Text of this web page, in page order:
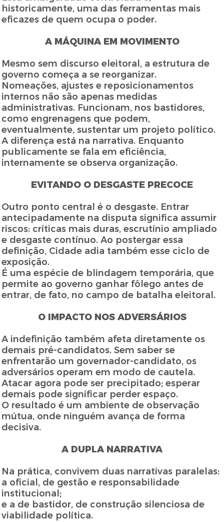
historicamente, uma das ferramentas mais
eficazes de quem ocupa o poder.
A MÁQUINA EM MOVIMENTO
Mesmo sem discurso eleitoral, a estrutura de
governo começa a se reorganizar.
Nomeações, ajustes e reposicionamentos
internos não são apenas medidas
administrativas. Funcionam, nos bastidores,
como engrenagens que podem,
eventualmente, sustentar um projeto político.
A diferença está na narrativa. Enquanto
publicamente se fala em eficiência,
internamente se observa organização.
EVITANDO O DESGASTE PRECOCE
Outro ponto central é o desgaste. Entrar
antecipadamente na disputa significa assumir
riscos: críticas mais duras, escrutínio ampliado
e desgaste contínuo. Ao postergar essa
definição, Cidade adia também esse ciclo de
exposição.
É uma espécie de blindagem temporária, que
permite ao governo ganhar fôlego antes de
entrar, de fato, no campo de batalha eleitoral.
O IMPACTO NOS ADVERSÁRIOS
A indefinição também afeta diretamente os
demais pré-candidatos. Sem saber se
enfrentarão um governador-candidato, os
adversários operam em modo de cautela.
Atacar agora pode ser precipitado; esperar
demais pode significar perder espaço.
O resultado é um ambiente de observação
mútua, onde ninguém avança de forma
decisiva.
A DUPLA NARRATIVA
Na prática, convivem duas narrativas paralelas:
a oficial, de gestão e responsabilidade
institucional;
e a de bastidor, de construção silenciosa de
viabilidade política.